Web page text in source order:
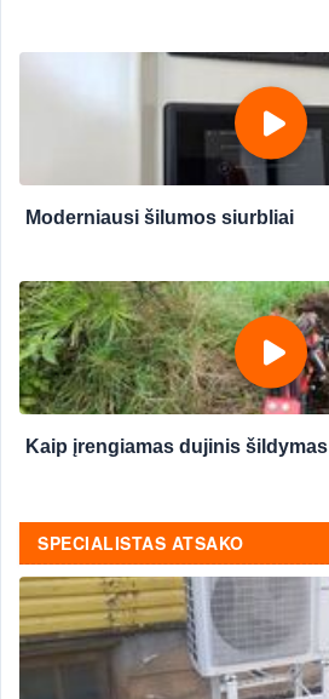
Moderniausi šilumos siurbliai
Kaip įrengiamas dujinis šildymas
SPECIALISTAS ATSAKO